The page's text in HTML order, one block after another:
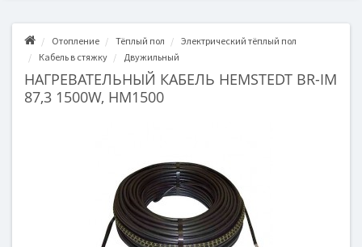
Отопление Тёплый пол
Электрический тёплый пол
Кабель в стяжку
Двужильный
НАГРЕВАТЕЛЬНЫЙ КАБЕЛЬ HEMSTEDT BR-IM
87,3 1500W, HM1500